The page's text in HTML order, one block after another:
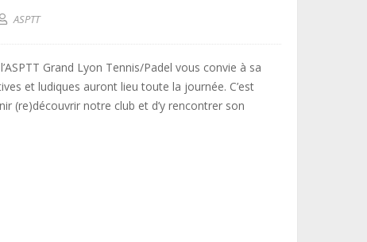
ASPTT
Grand Lyon Tennis/Padel vous convie à sa
et ludiques auront lieu toute la journée. C’est
(re)découvrir notre club et d’y rencontrer son